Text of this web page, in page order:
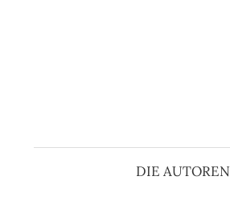
DIE AUTOREN